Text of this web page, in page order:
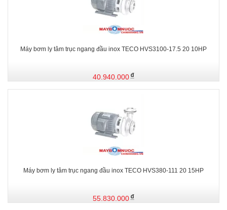
Máy bơm ly tâm trục ngang đầu inox TECO HVS3100-17.5 20 10HP
40.940.000
Máy bơm ly tâm trục ngang đầu inox TECO HVS380-111 20 15HP
55.830.000